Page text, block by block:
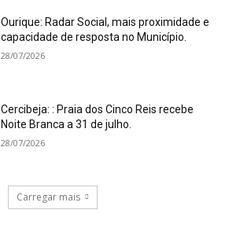
Ourique: Radar Social, mais proximidade e
capacidade de resposta no Município.
28/07/2026
Cercibeja: : Praia dos Cinco Reis recebe
Noite Branca a 31 de julho.
28/07/2026
Carregar mais